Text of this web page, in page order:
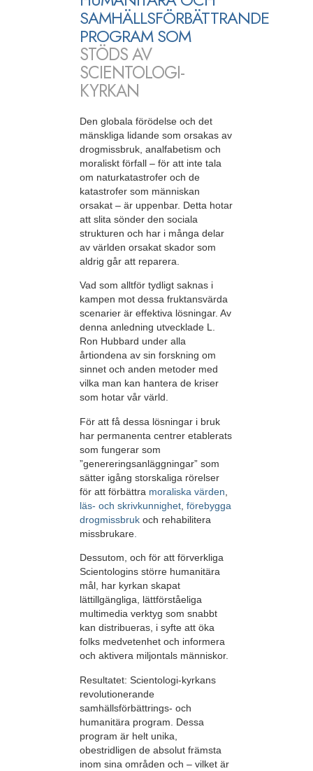
SAMHÄLLSFÖRBÄTTRANDE
PROGRAM SOM
STÖDS AV
SCIENTOLOGI-
KYRKAN
Den globala förödelse och det
mänskliga lidande som orsakas av
drogmissbruk, analfabetism och
moraliskt förfall – för att inte tala
om naturkatastrofer och de
katastrofer som människan
orsakat – är uppenbar. Detta hotar
att slita sönder den sociala
strukturen och har i många delar
av världen orsakat skador som
aldrig går att reparera.
Vad som alltför tydligt saknas i
kampen mot dessa fruktansvärda
scenarier är effektiva lösningar. Av
denna anledning utvecklade L.
Ron Hubbard under alla
årtiondena av sin forskning om
sinnet och anden metoder med
vilka man kan hantera de kriser
som hotar vår värld.
För att få dessa lösningar i bruk
har permanenta centrer etablerats
som fungerar som
”genereringsanläggningar” som
sätter igång storskaliga rörelser
för att förbättra moraliska värden
läs- och skrivkunnighet förebygga
drogmissbruk och rehabilitera
missbrukare
Dessutom, och för att förverkliga
Scientologins större humanitära
mål, har kyrkan skapat
lättillgängliga, lättförståeliga
multimedia verktyg som snabbt
kan distribueras, i syfte att öka
folks medvetenhet och informera
och aktivera miljontals människor.
Resultatet: Scientologi-kyrkans
revolutionerande
samhällsförbättrings- och
humanitära program. Dessa
program är helt unika,
obestridligen de absolut främsta
inom sina områden och – vilket är